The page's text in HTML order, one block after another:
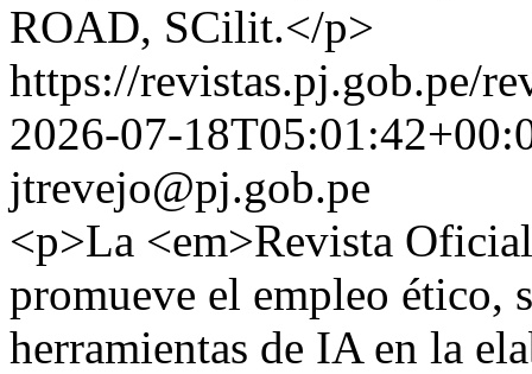
ROAD, SCilit.</p>
https://revistas.pj.gob.pe/
2026-07-
jtrevejo@pj.gob.pe
<p>La <em>Revista
promueve el empleo ético,
herramientas de IA en la